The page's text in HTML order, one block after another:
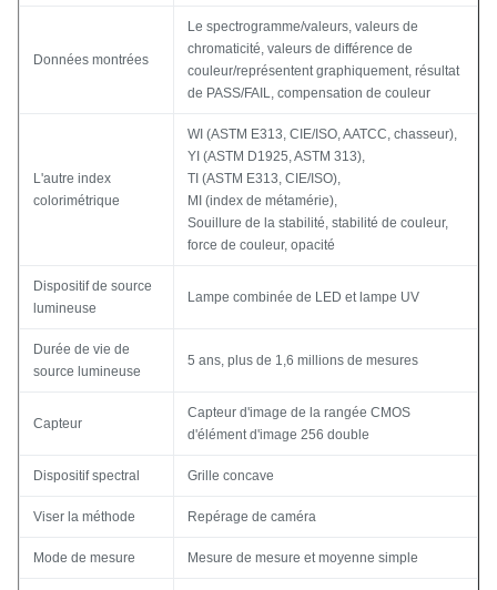
Données montrées
Le spectrogramme/valeurs, valeurs de
chromaticité, valeurs de différence de
couleur/représentent graphiquement, résultat
de PASS/FAIL, compensation de couleur
L'autre index
colorimétrique
WI (ASTM E313, CIE/ISO, AATCC, chasseur),
YI (ASTM D1925, ASTM 313),
TI (ASTM E313, CIE/ISO),
MI (index de métamérie),
Souillure de la stabilité, stabilité de couleur,
force de couleur, opacité
Dispositif de source
lumineuse
Lampe combinée de LED et lampe UV
Durée de vie de
source lumineuse
5 ans, plus de 1,6 millions de mesures
Capteur
Capteur d'image de la rangée CMOS
d'élément d'image 256 double
Dispositif spectral Grille concave
Viser la méthode Repérage de caméra
Mode de mesure Mesure de mesure et moyenne simple